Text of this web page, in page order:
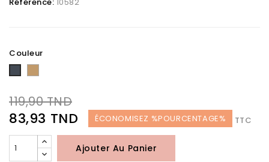
Couleur
Noir
119,90 TND
83,93 TND ÉCONOMISEZ %POURCENTAGE% TTC
Ajouter Au Panier